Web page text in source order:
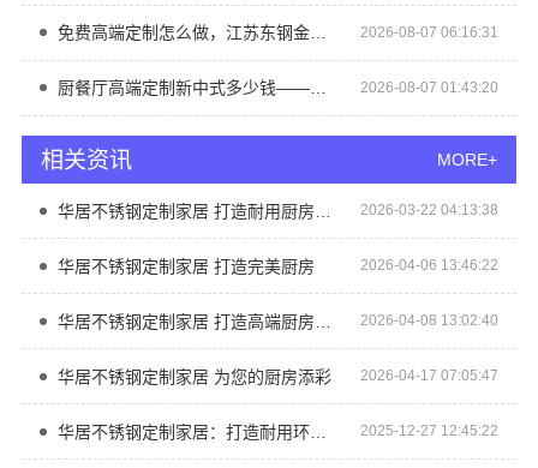
免费高端定制怎么做，江苏东钢金属家居有限公司全流程指导 2026-08-07 06:16:31
厨餐厅高端定制新中式多少钱——江苏东钢金属家居有限公司报价 2026-08-07 01:43:20
相关资讯 MORE+
2026-03-22 04:13:38
华居不锈钢定制家居 打造完美厨房 2026-04-06 13:46:22
2026-04-08 13:02:40
华居不锈钢定制家居 为您的厨房添彩 2026-04-17 07:05:47
华居不锈钢定制家居：打造耐用环保厨房新体验 2025-12-27 12:45:22